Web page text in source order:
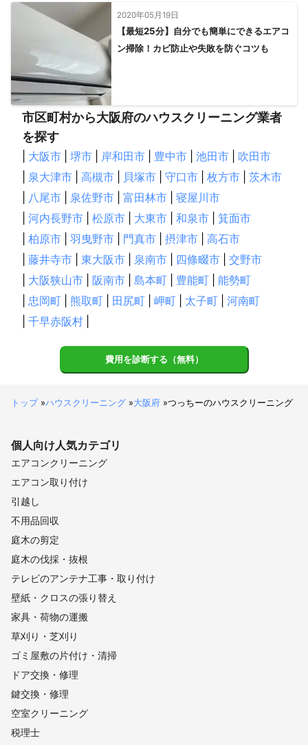
2020年05月19日
【最短25分】自分でも簡単にできるエアコ
ン掃除！カビ防止や失敗を防ぐコツも
市区町村から大阪府のハウスクリーニング業者
を探す
大阪市 堺市 岸和田市 豊中市 池田市
吹田市
泉大津市 高槻市 貝塚市 守口市 枚方市
茨木市
八尾市 泉佐野市 富田林市
寝屋川市
河内長野市 松原市 大東市 和泉市
箕面市
柏原市 羽曳野市 門真市 摂津市
高石市
藤井寺市 東大阪市 泉南市 四條畷市
交野市
大阪狭山市 阪南市 島本町 豊能町
能勢町
忠岡町 熊取町 田尻町 岬町 太子町
河南町
千早赤阪村
費用を診断する（無料）
トップ»ハウスクリーニング »大阪府 »つっちーのハウスクリーニング
個人向け人気カテゴリ
エアコンクリーニング
エアコン取り付け
引越し
不用品回収
庭木の剪定
庭木の伐採・抜根
テレビのアンテナ工事・取り付け
壁紙・クロスの張り替え
家具・荷物の運搬
草刈り・芝刈り
ゴミ屋敷の片付け・清掃
ドア交換・修理
鍵交換・修理
空室クリーニング
税理士